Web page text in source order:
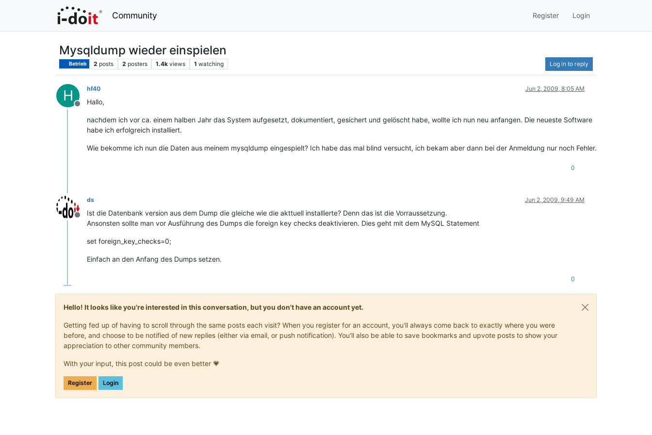
Community Register Login
Mysqldump wieder einspielen
Betrieb 2 posts 2 posters 1.4k views 1 watching Log in to reply
H
Offline
hf40 Jun 2, 2009, 8:05 AM
Hallo,
nachdem ich vor ca. einem halben Jahr das System aufgesetzt, dokumentiert, gesichert und gelöscht habe, wollte ich nun neu anfangen. Die neueste Software
habe ich erfolgreich installiert.
Wie bekomme ich nun die Daten aus meinem mysqldump eingespielt? Ich habe das mal blind versucht, ich bekam aber dann bei der Anmeldung nur noch Fehler.
0
Offline
ds Jun 2, 2009, 9:49 AM
Ist die Datenbank version aus dem Dump die gleiche wie die akttuell installierte? Denn das ist die Vorraussetzung.
Ansonsten sollte man vor Ausführung des Dumps die foreign key checks deaktivieren. Dies geht mit dem MySQL Statement
set foreign_key_checks=0;
Einfach an den Anfang des Dumps setzen.
0
Hello! It looks like you're interested in this conversation, but you don't have an account yet.
Getting fed up of having to scroll through the same posts each visit? When you register for an account, you'll always come back to exactly where you were
before, and choose to be notified of new replies (either via email, or push notification). You'll also be able to save bookmarks and upvote posts to show your
appreciation to other community members.
With your input, this post could be even better 💗
Register Login